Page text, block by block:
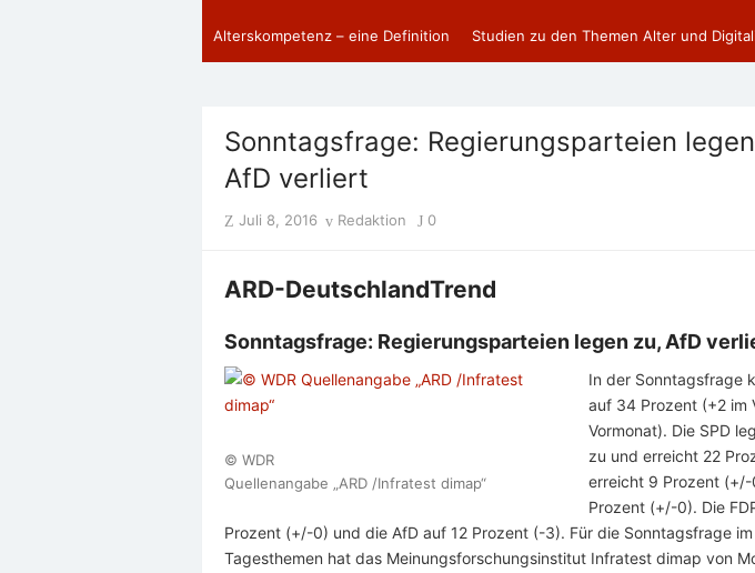
Alterskompetenz – eine Definition Studien zu den Themen Alter und
Sonntagsfrage: Regierungsparteien
AfD verliert
Posted
Juli 8, 2016 Author
Redaktion 0
ARD-DeutschlandTrend
Sonntagsfrage: Regierungsparteien legen zu, AfD
© WDR
Quellenangabe „ARD /Infratest dimap“
In der Sonntagsfrage
auf 34 Prozent (+2 im
Vormonat). Die SPD
zu und erreicht 22
erreicht 9 Prozent (+/-
Prozent (+/-0). Die
Prozent (+/-0) und die AfD auf 12 Prozent (-3). Für die Sonntagsfrage
Tagesthemen hat das Meinungsforschungsinstitut Infratest dimap von